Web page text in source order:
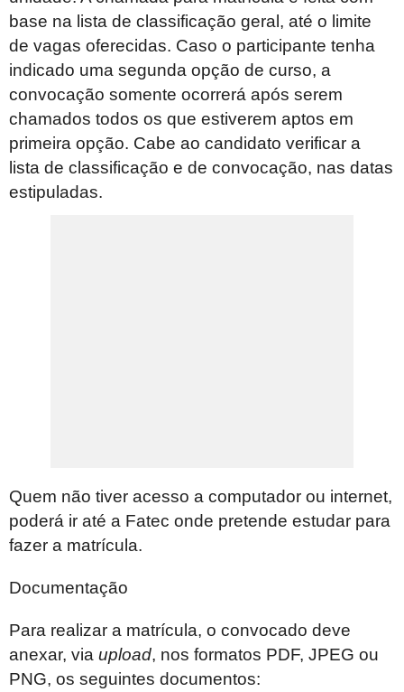
base na lista de classificação geral, até o limite
de vagas oferecidas. Caso o participante tenha
indicado uma segunda opção de curso, a
convocação somente ocorrerá após serem
chamados todos os que estiverem aptos em
primeira opção. Cabe ao candidato verificar a
lista de classificação e de convocação, nas datas
estipuladas.
Quem não tiver acesso a computador ou internet,
poderá ir até a Fatec onde pretende estudar para
fazer a matrícula.
Documentação
Para realizar a matrícula, o convocado deve
anexar, via upload, nos formatos PDF, JPEG ou
PNG, os seguintes documentos: